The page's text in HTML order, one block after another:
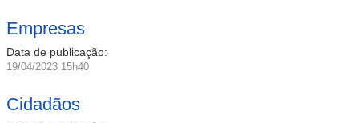
Empresas
Data de publicação:
19/04/2023 15h40
Cidadãos